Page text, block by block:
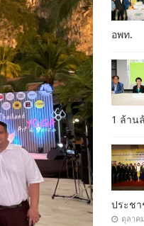
อพท.
1 ล้าน
ประช
ตุลาค